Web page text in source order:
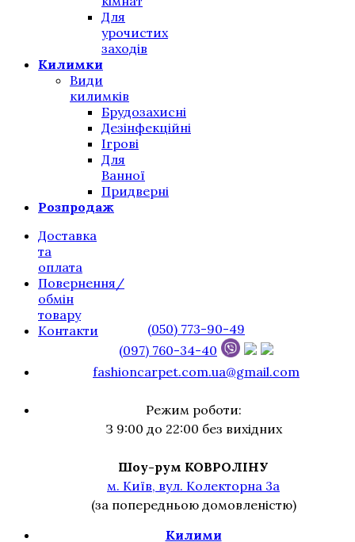
Для
урочистих
заходів
Килимки
Види
килимків
Брудозахисні
Дезінфекційні
Ігрові
Для
Ванної
Придверні
Розпродаж
Доставка
та
оплата
Повернення/
обмін
товару
Контакти
(050) 773-90-49
(097) 760-34-40
fashioncarpet.com.ua@gmail.com
Режим роботи:
З 9:00 до 22:00 без вихідних
Шоу-рум КОВРОЛІНУ
м. Київ, вул. Колекторна 3а
(за попередньою домовленістю)
Килими